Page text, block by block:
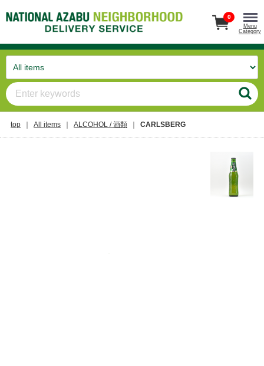
0
Menu
Category
top All items ALCOHOL / 酒類 CARLSBERG